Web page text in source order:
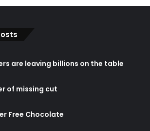
are leaving billions on the table
of missing cut
Free Chocolate